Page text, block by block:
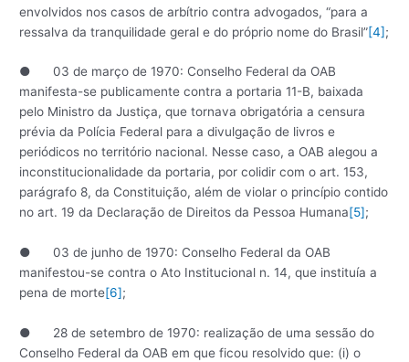
envolvidos nos casos de arbítrio contra advogados, “para a
ressalva da tranquilidade geral e do próprio nome do Brasil”[4];
● 03 de março de 1970: Conselho Federal da OAB
manifesta-se publicamente contra a portaria 11-B, baixada
pelo Ministro da Justiça, que tornava obrigatória a censura
prévia da Polícia Federal para a divulgação de livros e
periódicos no território nacional. Nesse caso, a OAB alegou a
inconstitucionalidade da portaria, por colidir com o art. 153,
parágrafo 8, da Constituição, além de violar o princípio contido
no art. 19 da Declaração de Direitos da Pessoa Humana[5];
● 03 de junho de 1970: Conselho Federal da OAB
manifestou-se contra o Ato Institucional n. 14, que instituía a
pena de morte[6];
● 28 de setembro de 1970: realização de uma sessão do
Conselho Federal da OAB em que ficou resolvido que: (i) o